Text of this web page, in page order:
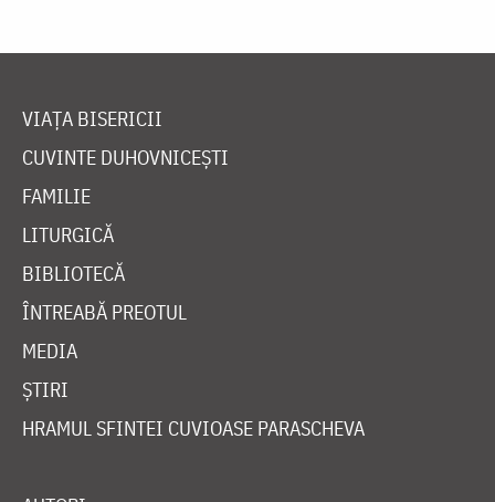
VIAȚA BISERICII
CUVINTE DUHOVNICEȘTI
FAMILIE
LITURGICĂ
BIBLIOTECĂ
ÎNTREABĂ PREOTUL
MEDIA
ȘTIRI
HRAMUL SFINTEI CUVIOASE PARASCHEVA